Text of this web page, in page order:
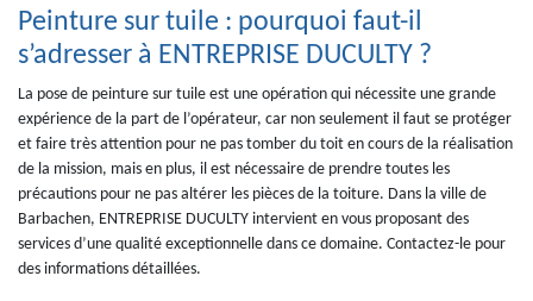
Peinture sur tuile : pourquoi faut-il
s’adresser à ENTREPRISE DUCULTY ?
La pose de peinture sur tuile est une opération qui nécessite une grande
expérience de la part de l’opérateur, car non seulement il faut se protéger
et faire très attention pour ne pas tomber du toit en cours de la réalisation
de la mission, mais en plus, il est nécessaire de prendre toutes les
précautions pour ne pas altérer les pièces de la toiture. Dans la ville de
Barbachen, ENTREPRISE DUCULTY intervient en vous proposant des
services d’une qualité exceptionnelle dans ce domaine. Contactez-le pour
des informations détaillées.